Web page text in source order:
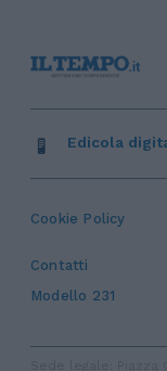
Cookie Policy
Contatti
Modello 231
Edicola